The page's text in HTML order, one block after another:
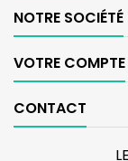
NOTRE SOCIÉTÉ
VOTRE COMPTE
CONTACT